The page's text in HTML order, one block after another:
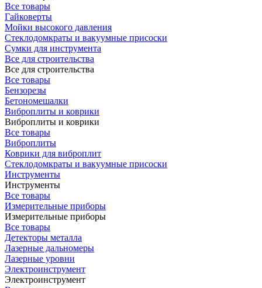
Все товары
Гайковерты
Мойки высокого давления
Стеклодомкраты и вакуумные присоски
Сумки для инструмента
Все для строительства
Все для строительства
Все товары
Бензорезы
Бетономешалки
Виброплиты и коврики
Виброплиты и коврики
Все товары
Виброплиты
Коврики для виброплит
Стеклодомкраты и вакуумные присоски
Инструменты
Инструменты
Все товары
Измерительные приборы
Измерительные приборы
Все товары
Детекторы металла
Лазерные дальномеры
Лазерные уровни
Электроинструмент
Электроинструмент